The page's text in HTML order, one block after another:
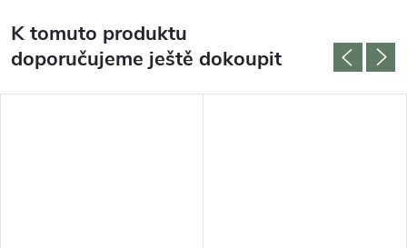
K tomuto produktu
doporučujeme ještě dokoupit